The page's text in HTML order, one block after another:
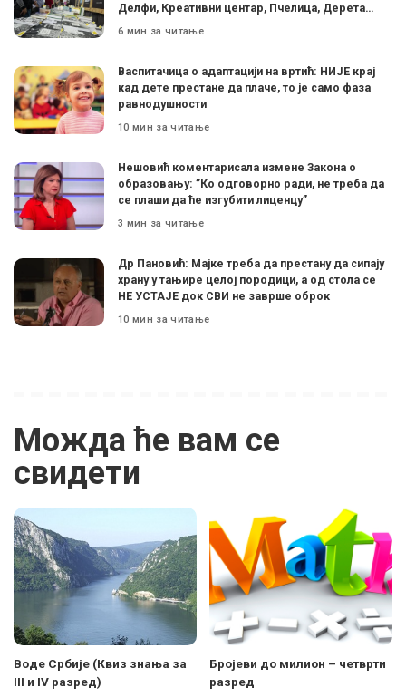
Делфи, Креативни центар, Пчелица, Дерета…
6 мин за читање
Васпитачица о адаптацији на вртић: НИЈЕ крај
кад дете престане да плаче, то је само фаза
равнодушности
10 мин за читање
Нешовић коментарисала измене Закона о
образовању: ”Ко одговорно ради, не треба да
се плаши да ће изгубити лиценцу”
3 мин за читање
Др Пановић: Мајке треба да престану да сипају
храну у тањире целој породици, а од стола се
НЕ УСТАЈЕ док СВИ не заврше оброк
10 мин за читање
Можда ће вам се
свидети
Воде Србије (Квиз знања за
III и IV разред)
Бројеви до милион – четврти
разред